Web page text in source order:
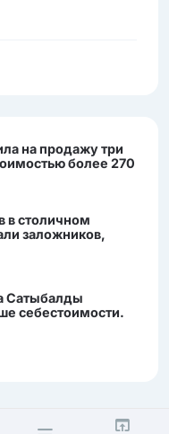
на продажу три
более 270
в столичном
заложников,
Сатыбалды
себестоимости.